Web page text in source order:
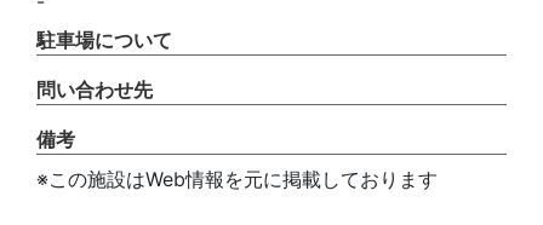
駐車場について
問い合わせ先
備考
※この施設はWeb情報を元に掲載しております